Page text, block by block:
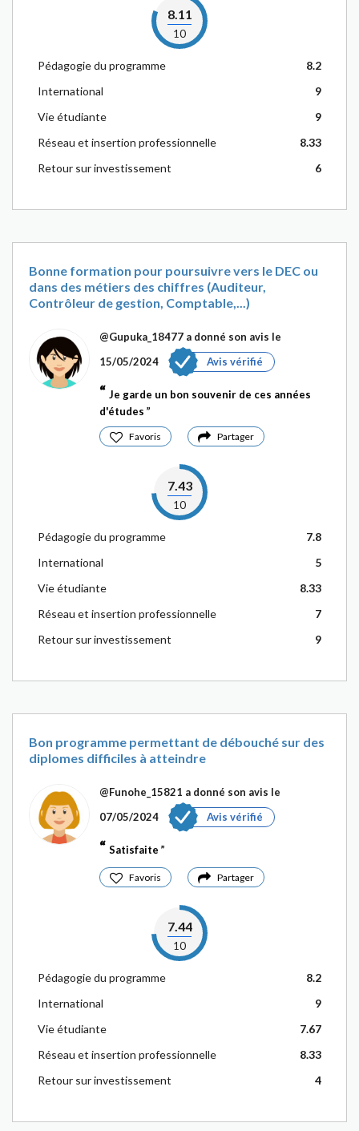
8.11
10
Pédagogie du programme
8.2
International
9
Vie étudiante
9
Réseau et insertion professionnelle
8.33
Retour sur investissement
6
Bonne formation pour poursuivre vers le DEC ou
dans des métiers des chiffres (Auditeur,
Contrôleur de gestion, Comptable,...)
@Gupuka_18477 a donné son avis le
15/05/2024
Avis vérifié
Je garde un bon souvenir de ces années
d'études
Favoris Partager
7.43
10
Pédagogie du programme
7.8
International
5
Vie étudiante
8.33
Réseau et insertion professionnelle
7
Retour sur investissement
9
Bon programme permettant de débouché sur des
diplomes difficiles à atteindre
@Funohe_15821 a donné son avis le
07/05/2024
Avis vérifié
Satisfaite
Favoris Partager
7.44
10
Pédagogie du programme
8.2
International
9
Vie étudiante
7.67
Réseau et insertion professionnelle
8.33
Retour sur investissement
4